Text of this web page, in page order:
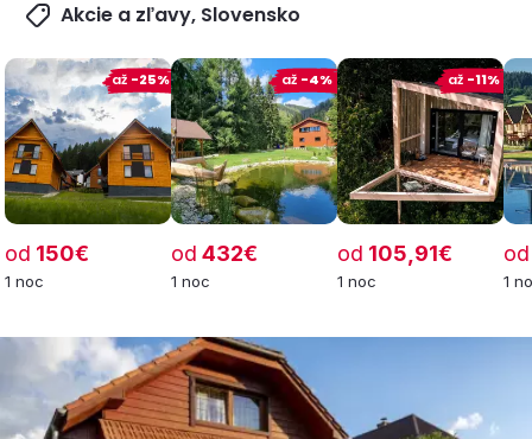
Akcie a zľavy, Slovensko
od 150€
1 noc
až -25%
od 432€
1 noc
až -4%
od 105,91€
1 noc
až -11%
od
1